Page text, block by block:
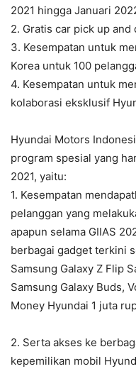
2021 hingga Januari
2. Gratis car pick up
3. Kesempatan untuk
Korea untuk 100
4. Kesempatan untuk
kolaborasi eksklusif
Hyundai Motors
program spesial yang
2021, yaitu:
1. Kesempatan
pelanggan yang
apapun selama GIIAS
berbagai gadget terkini
Samsung Galaxy Z Flip
Samsung Galaxy Buds,
Money Hyundai 1 juta
2. Serta akses ke
kepemilikan mobil